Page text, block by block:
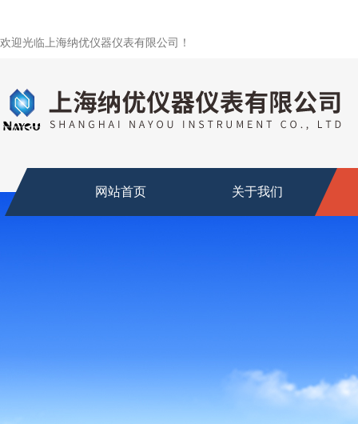
欢迎光临上海纳优仪器仪表有限公司！
网站首页 关于我们